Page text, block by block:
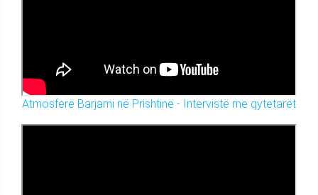
Atmosferë Barjami në Prishtinë - Intervistë me qytetarët